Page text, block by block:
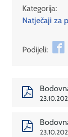
Kategorija:
Natječaji za
Podijeli: